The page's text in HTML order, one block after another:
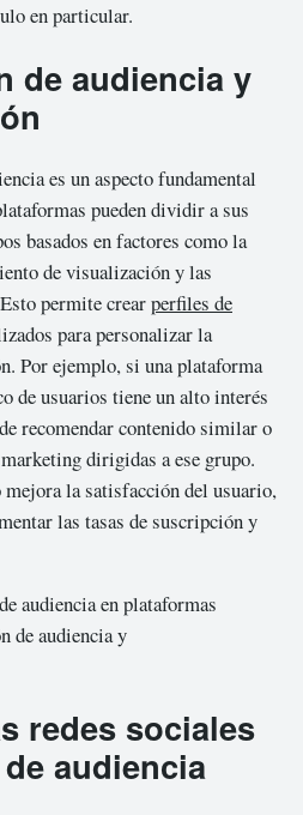
en particular.
de audiencia y
es un aspecto fundamental
pueden dividir a sus
basados en factores como la
de visualización y las
permite crearperfiles de
para personalizar la
Por ejemplo, si una plataforma
de usuarios tiene un alto interés
recomendar contenido similar o
dirigidas a ese grupo.
la satisfacción del usuario,
las tasas de suscripción y
redes sociales
audiencia